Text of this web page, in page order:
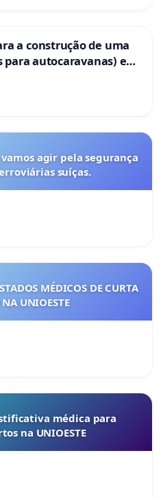
a construção de uma
para autocaravanas) em
agir pela segurança
suíças.
MÉDICOS DE CURTA
UNIOESTE
médica para
na UNIOESTE